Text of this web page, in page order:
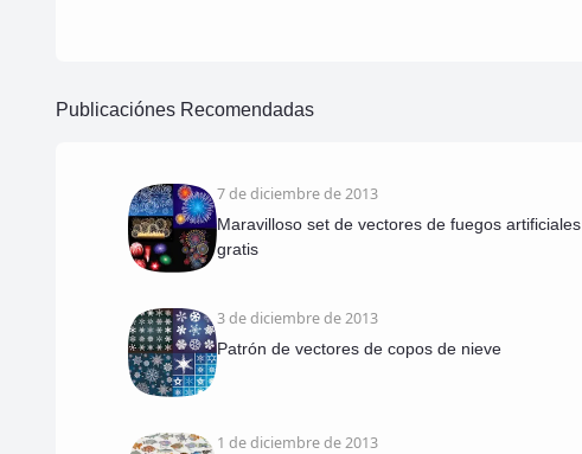
Publicaciónes Recomendadas
7 de diciembre de 2013
Maravilloso set de vectores de fuegos artificiales
gratis
3 de diciembre de 2013
Patrón de vectores de copos de nieve
1 de diciembre de 2013